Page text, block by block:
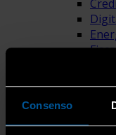
Consenso